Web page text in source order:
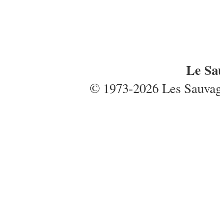
Le
© 1973-2026 Les